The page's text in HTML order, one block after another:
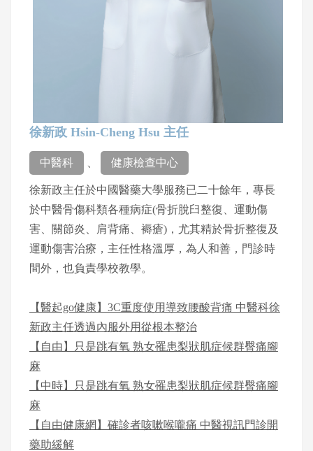
徐新政 Hsin-Cheng Hsu 主任
中醫科 健康檢查中心
徐新政主任於中國醫藥大學服務已二十餘年，專長
於中醫骨傷科類各種病症(骨折脫臼整復、運動傷
害、關節炎、肩背痛、褥瘡)，尤其精於骨折整復及
運動傷害治療，主任性格溫厚，為人和善，門診時
間外，也負責學校教學。
【醫起go健康】3C重度使用導致腰酸背痛 中醫科徐
新政主任透過內服外用從根本整治
【自由】只是跳有氧 熟女罹患梨狀肌症候群臀痛腳
麻
【中時】只是跳有氧 熟女罹患梨狀肌症候群臀痛腳
麻
【自由健康網】確診者咳嗽喉嚨痛 中醫視訊門診開
藥助緩解